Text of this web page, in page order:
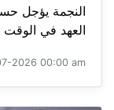
النجمة يؤجل
العهد في الوقت الإضافي 2-
2026 00:00 am